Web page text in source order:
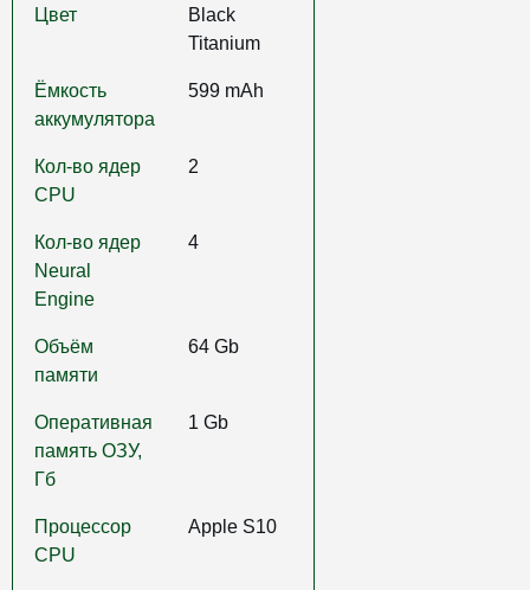
Цвет
Black
Titanium
Ёмкость
аккумулятора
599 mAh
Кол-во ядер
CPU
2
Кол-во ядер
Neural
Engine
4
Объём
памяти
64 Gb
Оперативная
память ОЗУ,
Гб
1 Gb
Процессор
CPU
Apple S10